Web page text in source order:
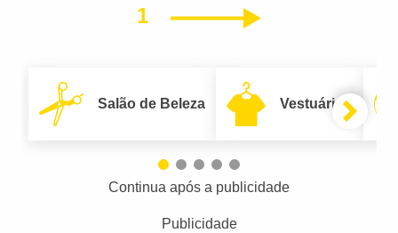
1 Próximo
Salão de Beleza Vestuário
Continua após a publicidade
Publicidade